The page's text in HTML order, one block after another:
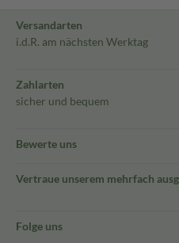
Versandarten
i.d.R. am nächsten Werktag
Zahlarten
sicher und bequem
Bewerte uns
Vertraue unserem mehrfach
Folge uns